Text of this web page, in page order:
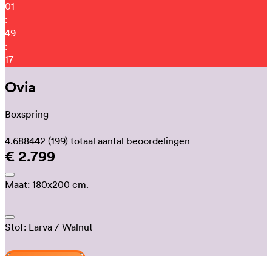
01
:
49
:
12
Ovia
Boxspring
4.688442 (199) totaal aantal beoordelingen
€ 2.799
Maat: 180x200 cm.
Stof: Larva / Walnut